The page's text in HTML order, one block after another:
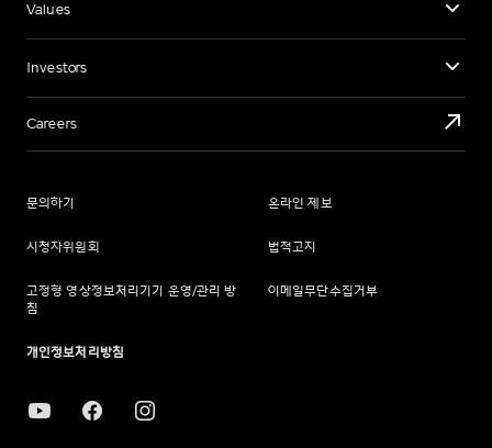
Values
Investors
Careers
문의하기 온라인 제보
시청자위원회 법적고지
고정형 영상정보처리기기 운영/관리 방
침
이메일무단수집거부
개인정보처리방침